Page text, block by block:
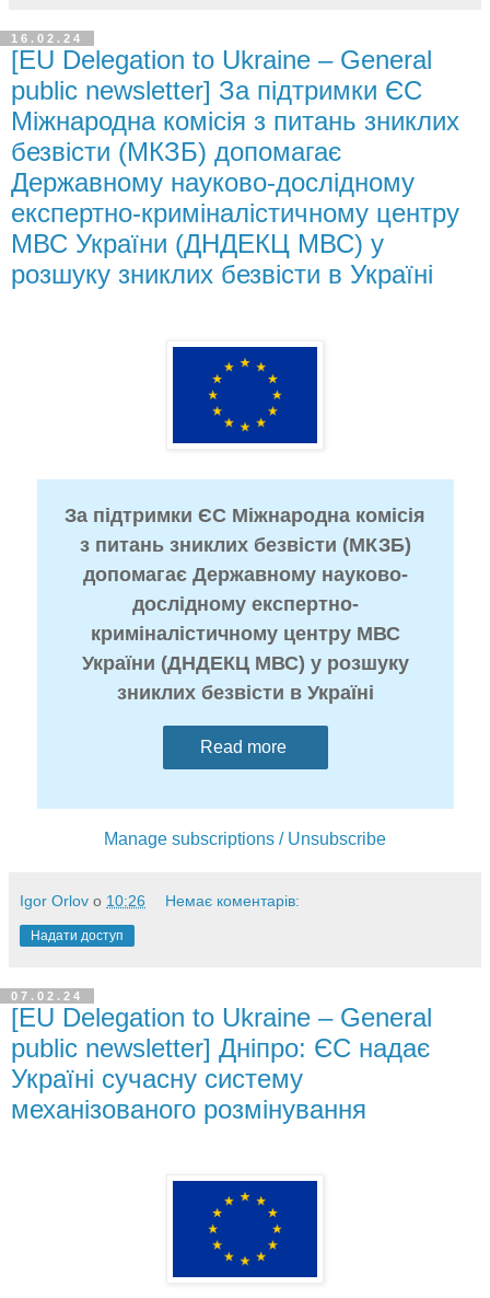
16.02.24
[EU Delegation to Ukraine – General
public newsletter] За підтримки ЄС
Міжнародна комісія з питань зниклих
безвісти (МКЗБ) допомагає
Державному науково-дослідному
експертно-криміналістичному центру
МВС України (ДНДЕКЦ МВС) у
розшуку зниклих безвісти в Україні
За підтримки ЄС Міжнародна комісія
з питань зниклих безвісти (МКЗБ)
допомагає Державному науково-
дослідному експертно-
криміналістичному центру МВС
України (ДНДЕКЦ МВС) у розшуку
зниклих безвісти в Україні
Read more
Manage subscriptions / Unsubscribe
Igor Orlov о 10:26 Немає коментарів:
Надати доступ
07.02.24
[EU Delegation to Ukraine – General
public newsletter] Дніпро: ЄС надає
Україні сучасну систему
механізованого розмінування